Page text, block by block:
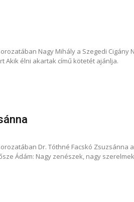
Nagy Mihály a Szegedi
Akik élni akartak című kötetét ajánlja.
Dr. Tóthné Facskó Zsuzsánna
Ádám: Nagy zenészek, nagy